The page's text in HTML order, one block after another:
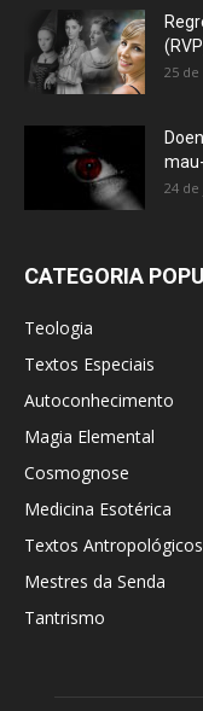
25 de
24 de
CATEGORIA
Teologia
Textos Especiais
Autoconhecimento
Magia Elemental
Cosmognose
Medicina Esotérica
Textos Antropológicos
Mestres da Senda
Tantrismo